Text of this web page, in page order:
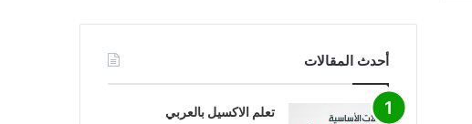
أحدث المقالات
تعلم الاكسيل بالعربي